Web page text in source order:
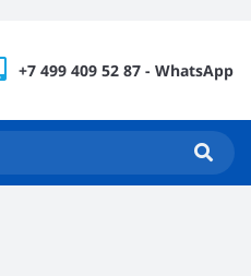
+7 499 409 52 87 - WhatsApp